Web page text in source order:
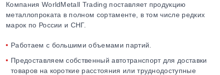
Компания WorldMetall Trading поставляет продукцию
металлопроката в полном сортаменте, в том числе редких
марок по России и СНГ.
Работаем с большими объемами партий.
Предоставляем собственный автотранспорт для доставки
товаров на короткие расстояния или труднодоступные